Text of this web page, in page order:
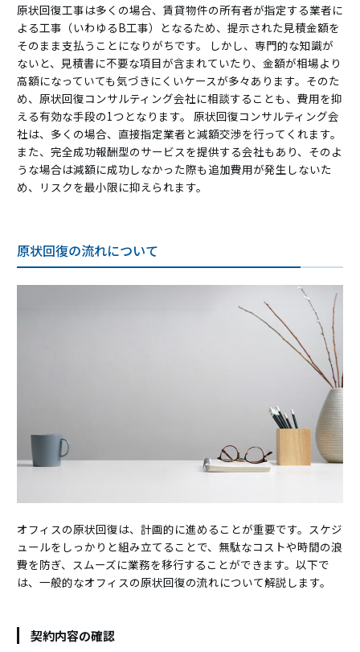
原状回復工事は多くの場合、賃貸物件の所有者が指定する業者に
よる工事（いわゆるB工事）となるため、提示された見積金額を
そのまま支払うことになりがちです。 しかし、専門的な知識が
ないと、見積書に不要な項目が含まれていたり、金額が相場より
高額になっていても気づきにくいケースが多々あります。そのた
め、原状回復コンサルティング会社に相談することも、費用を抑
える有効な手段の1つとなります。 原状回復コンサルティング会
社は、多くの場合、直接指定業者と減額交渉を行ってくれます。
また、完全成功報酬型のサービスを提供する会社もあり、そのよ
うな場合は減額に成功しなかった際も追加費用が発生しないた
め、リスクを最小限に抑えられます。
原状回復の流れについて
オフィスの原状回復は、計画的に進めることが重要です。スケジ
ュールをしっかりと組み立てることで、無駄なコストや時間の浪
費を防ぎ、スムーズに業務を移行することができます。以下で
は、一般的なオフィスの原状回復の流れについて解説します。
契約内容の確認